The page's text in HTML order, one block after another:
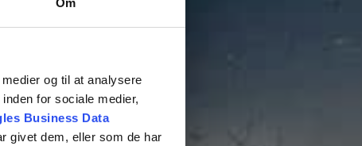
og til at analysere
for sociale medier,
Business Data
givet dem, eller som de har